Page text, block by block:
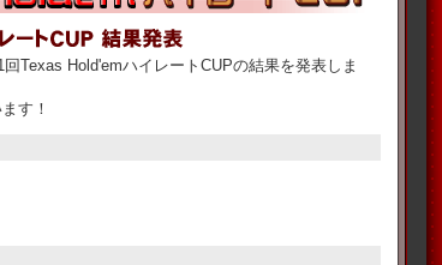
Texas Hold'emハイレートCUPの結果を発表しま
す！